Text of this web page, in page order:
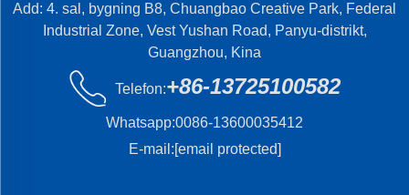
Add: 4. sal, bygning B8, Chuangbao Creative Park, Federal
Industrial Zone, Vest Yushan Road, Panyu-distrikt,
Guangzhou, Kina
Telefon:+86-13725100582
Whatsapp:0086-13600035412
E-mail:[email protected]